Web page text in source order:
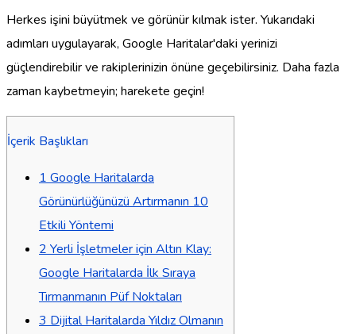
Herkes işini büyütmek ve görünür kılmak ister. Yukarıdaki
adımları uygulayarak, Google Haritalar'daki yerinizi
güçlendirebilir ve rakiplerinizin önüne geçebilirsiniz. Daha fazla
zaman kaybetmeyin; harekete geçin!
İçerik Başlıkları
1 Google Haritalarda
Görünürlüğünüzü Artırmanın 10
Etkili Yöntemi
2 Yerli İşletmeler için Altın Klay:
Google Haritalarda İlk Sıraya
Tırmanmanın Püf Noktaları
3 Dijital Haritalarda Yıldız Olmanın